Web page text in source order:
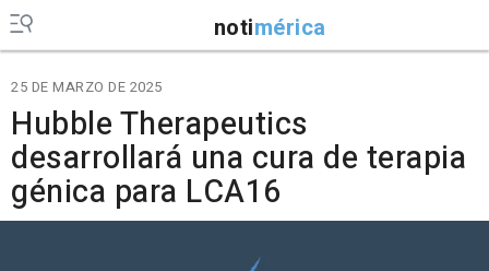
notimérica
25 DE MARZO DE 2025
Hubble Therapeutics
desarrollará una cura de terapia
génica para LCA16